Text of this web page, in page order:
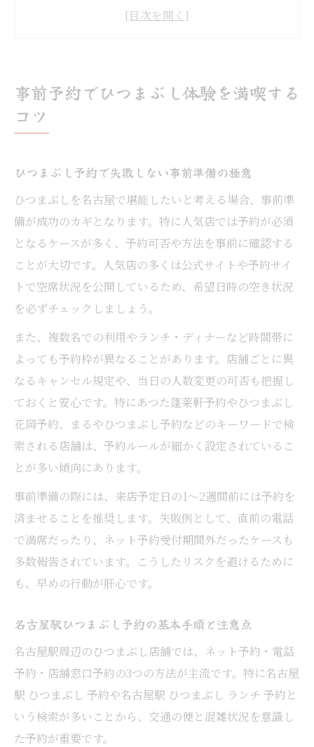
名古屋駅ひつまぶし予約の基本手順と注意
ネット予約と電話予約のひつまぶし活用術
な方法
ネット予約を活用したひつまぶしの楽しみ方
ひつまぶしネット予約のメリットを徹底解
説
名古屋ひつまぶしネット予約で得する裏技
まとめ
スマホで簡単！ひつまぶし予約サイト完全
活用法
ひつまぶし予約時に押さえたい空席確認の
ポイント
ネット予約でひつまぶしを満喫するための
準備
人気ひつまぶしを待たずに味わうための秘訣
ひつまぶし予約が混雑回避に役立つ理由
人気ひつまぶし店予約のタイミングを解説
ひつまぶしランチ予約で週末も快適グルメ
体験
少人数でも安心なひつまぶし予約のコツ
名古屋ひつまぶし予約なしで困らないポイ
ひつまぶし予約で一人利用が安心な理由と
は
名古屋ひつまぶし一人予約のポイント完全
解説
事前予約でひつまぶし体験を満喫する
コツ
ひつまぶし予約で失敗しない事前準備の極意
ひつまぶしを名古屋で堪能したいと考える場合、事前準
備が成功のカギとなります。特に人気店では予約が必須
となるケースが多く、予約可否や方法を事前に確認する
ことが大切です。人気店の多くは公式サイトや予約サイ
トで空席状況を公開しているため、希望日時の空き状況
を必ずチェックしましょう。
また、複数名での利用やランチ・ディナーなど時間帯に
よっても予約枠が異なることがあります。店舗ごとに異
なるキャンセル規定や、当日の人数変更の可否も把握し
ておくと安心です。特にあつた蓬莱軒予約やひつまぶし
花岡予約、まるやひつまぶし予約などのキーワードで検
索される店舗は、予約ルールが細かく設定されているこ
とが多い傾向にあります。
事前準備の際には、来店予定日の1〜2週間前には予約を
済ませることを推奨します。失敗例として、直前の電話
で満席だったり、ネット予約受付期間外だったケースも
多数報告されています。こうしたリスクを避けるために
も、早めの行動が肝心です。
名古屋駅ひつまぶし予約の基本手順と注意点
名古屋駅周辺のひつまぶし店舗では、ネット予約・電話
予約・店舗窓口予約の3つの方法が主流です。特に名古屋
駅 ひつまぶし 予約や名古屋駅 ひつまぶし ランチ 予約と
いう検索が多いことから、交通の便と混雑状況を意識し
た予約が重要です。